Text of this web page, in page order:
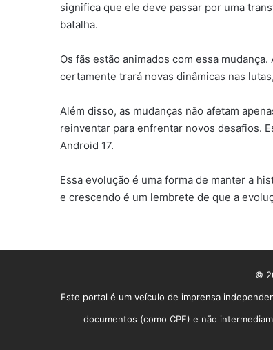
significa que ele deve passar por uma
batalha.
Os fãs estão animados com essa
certamente trará novas dinâmicas nas
Além disso, as mudanças não afetam
reinventar para enfrentar novos desafios.
Android 17.
Essa evolução é uma forma de manter a
e crescendo é um lembrete de que a
©
Este portal é um veículo de imprensa
documentos (como CPF) e não